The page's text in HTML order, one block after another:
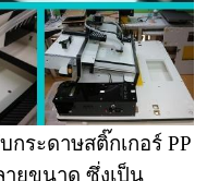
ระดาษสติ๊กเกอร์ PP
ายขนาด ซึ่งเป็น